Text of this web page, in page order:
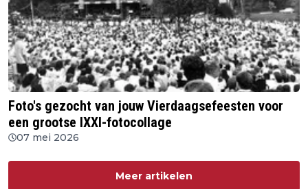
Foto's gezocht van jouw Vierdaagsefeesten voor
een grootse IXXI-fotocollage
07 mei 2026
Meer artikelen